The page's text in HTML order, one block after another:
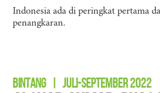
Indonesia ada di peringkat pertama
penangkaran.
BINTANG JULI-SEPTEMBER 2022